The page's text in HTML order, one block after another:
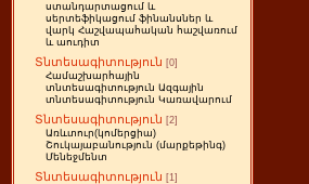
ստանդարտացում և
սերտեֆիկացում ֆինանսներ և
վարկ Հաշվապահական հաշվառում
և աուդիտ
Տնտեսագիտություն [0]
Համաշխարհային
տնտեսագիտություն Ազգային
տնտեսագիտություն Կառավարում
Տնտեսագիտություն [2]
Առևտուր(կոմերցիա)
Շուկայաբանություն (մարքեթինգ)
Մենեջմենտ
Տնտեսագիտություն [1]